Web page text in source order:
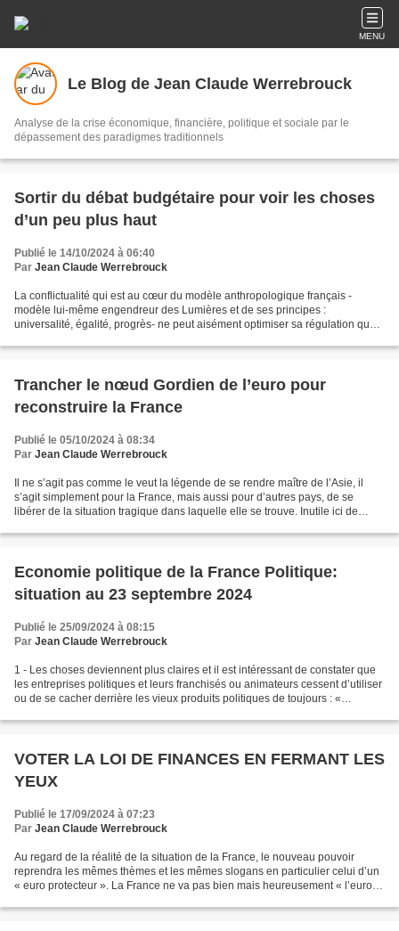
MENU
Le Blog de Jean Claude Werrebrouck
Analyse de la crise économique, financière, politique et sociale par le
dépassement des paradigmes traditionnels
Sortir du débat budgétaire pour voir les choses
d’un peu plus haut
Publié le 14/10/2024 à 06:40
Par Jean Claude Werrebrouck
La conflictualité qui est au cœur du modèle anthropologique français -
modèle lui-même engendreur des Lumières et de ses principes :
universalité, égalité, progrès- ne peut aisément optimiser sa régulation que
Trancher le nœud Gordien de l’euro pour
reconstruire la France
Publié le 05/10/2024 à 08:34
Par Jean Claude Werrebrouck
Il ne s’agit pas comme le veut la légende de se rendre maître de l’Asie, il
s’agit simplement pour la France, mais aussi pour d’autres pays, de se
libérer de la situation tragique dans laquelle elle se trouve. Inutile ici de
Economie politique de la France Politique:
situation au 23 septembre 2024
Publié le 25/09/2024 à 08:15
Par Jean Claude Werrebrouck
1 - Les choses deviennent plus claires et il est intéressant de constater que
les entreprises politiques et leurs franchisés ou animateurs cessent d’utiliser
ou de se cacher derrière les vieux produits politiques de toujours : «
VOTER LA LOI DE FINANCES EN FERMANT LES
YEUX
Publié le 17/09/2024 à 07:23
Par Jean Claude Werrebrouck
Au regard de la réalité de la situation de la France, le nouveau pouvoir
reprendra les mêmes thèmes et les mêmes slogans en particulier celui d’un
« euro protecteur ». La France ne va pas bien mais heureusement « l’euro